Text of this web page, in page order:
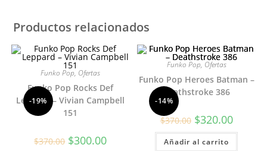
Productos relacionados
-19%
Funko Pop, Ofertas
Funko Pop Rocks Def
Leppard – Vivian Campbell
151
$370.00 El
precio
$300.00El
-14%
Funko Pop, Ofertas
Funko Pop Heroes Batman –
Deathstroke 386
$370.00 El
precio
original
era:
$320.00El
precio
actual
Añadir al carrito